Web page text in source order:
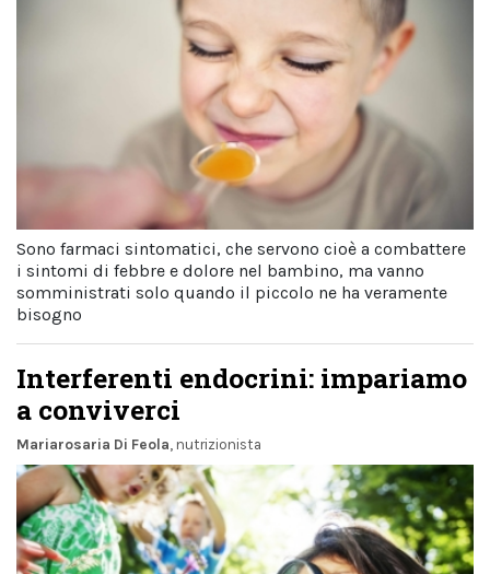
Sono farmaci sintomatici, che servono cioè a combattere
i sintomi di febbre e dolore nel bambino, ma vanno
somministrati solo quando il piccolo ne ha veramente
bisogno
Interferenti endocrini: impariamo
a conviverci
Mariarosaria Di Feola, nutrizionista